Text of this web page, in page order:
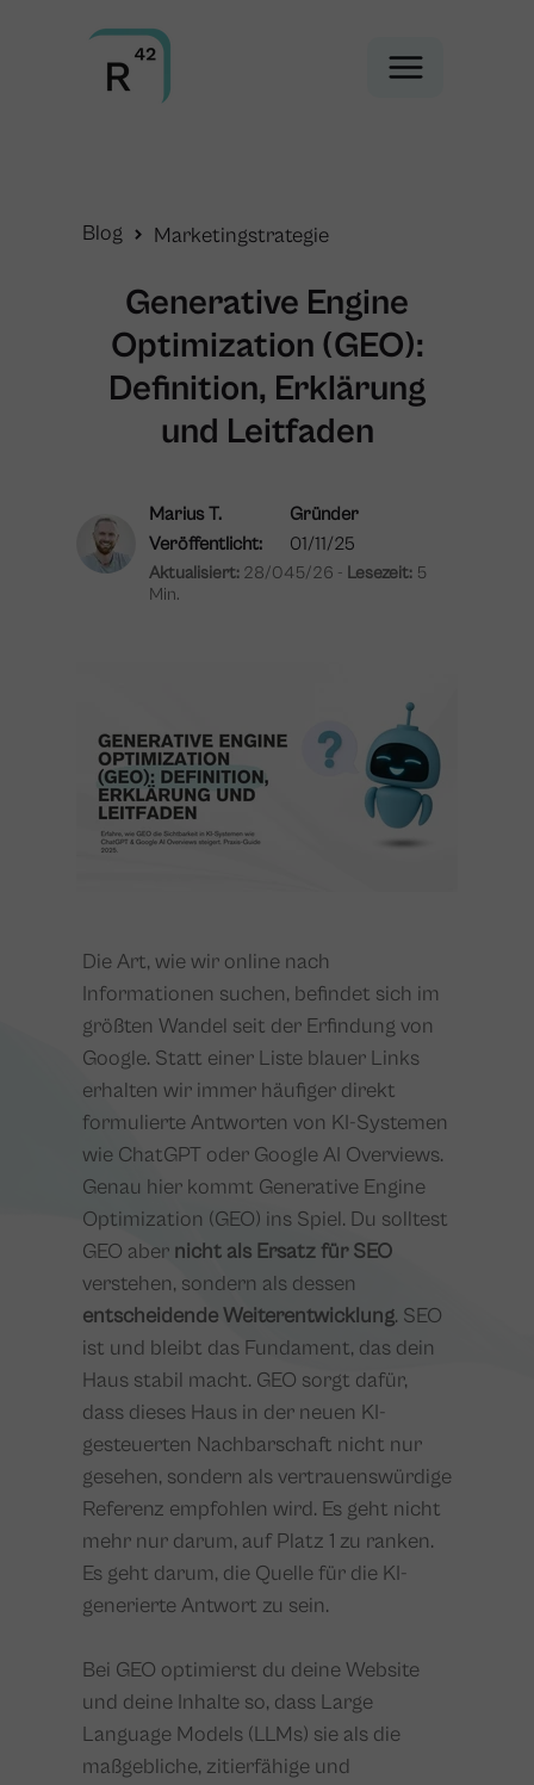
Marketingstrategie
Blog
Generative Engine
Optimization (GEO):
Definition, Erklärung
und Leitfaden
Marius T.
Gründer
Veröffentlicht:
01/11/25
Aktualisiert: 28/045/26 - Lesezeit: 5
Min.
Die Art, wie wir online nach
Informationen suchen, befindet sich im
größten Wandel seit der Erfindung von
Google. Statt einer Liste blauer Links
erhalten wir immer häufiger direkt
formulierte Antworten von KI-Systemen
wie ChatGPT oder Google AI Overviews.
Genau hier kommt Generative Engine
Optimization (GEO) ins Spiel. Du solltest
GEO aber nicht als Ersatz für SEO
verstehen, sondern als dessen
entscheidende Weiterentwicklung. SEO
ist und bleibt das Fundament, das dein
Haus stabil macht. GEO sorgt dafür,
dass dieses Haus in der neuen KI-
gesteuerten Nachbarschaft nicht nur
gesehen, sondern als vertrauenswürdige
Referenz empfohlen wird. Es geht nicht
mehr nur darum, auf Platz 1 zu ranken.
Es geht darum, die Quelle für die KI-
generierte Antwort zu sein.
Bei GEO optimierst du deine Website
und deine Inhalte so, dass Large
Language Models (LLMs) sie als die
maßgebliche, zitierfähige und